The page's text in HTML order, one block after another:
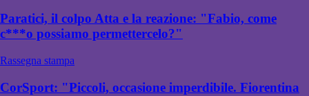
Paratici, il colpo Atta e la reazione: "Fabio, come
c***o possiamo permettercelo?"
Rassegna stampa
CorSport: "Piccoli, occasione imperdibile. Fiorentina